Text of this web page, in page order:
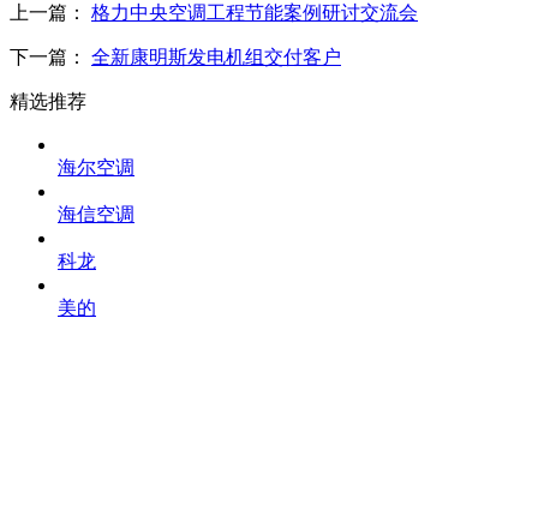
上一篇： 格力中央空调工程节能案例研讨交流会
下一篇： 全新康明斯发电机组交付客户
精选推荐
海尔空调
海信空调
科龙
美的